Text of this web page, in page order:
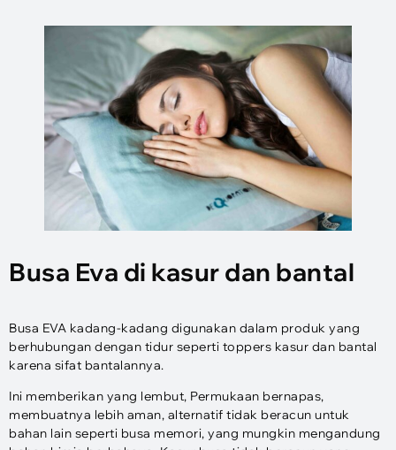
Busa Eva di kasur dan bantal
Busa EVA kadang-kadang digunakan dalam produk yang
berhubungan dengan tidur seperti toppers kasur dan bantal
karena sifat bantalannya.
Ini memberikan yang lembut, Permukaan bernapas,
membuatnya lebih aman, alternatif tidak beracun untuk
bahan lain seperti busa memori, yang mungkin mengandung